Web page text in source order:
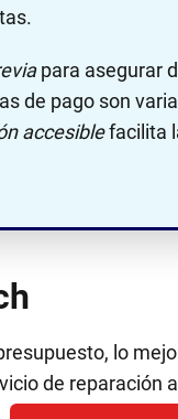
para asegurar
de pago son
accesiblefacilita
lo
de reparación